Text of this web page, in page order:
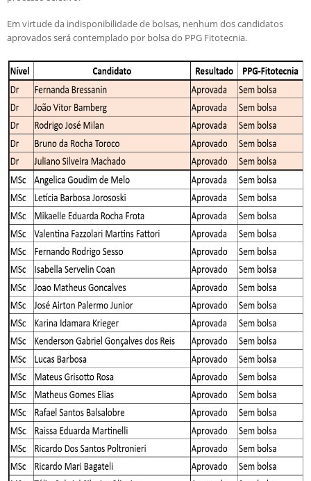
Bolsas
Exames e arguições
Resultado da seleção
Regimentos e regulamentos
Em virtude da indisponibilidade de bolsas, nenhum dos candidatos
aprovados será contemplado por bolsa do PPG Fitotecnia.